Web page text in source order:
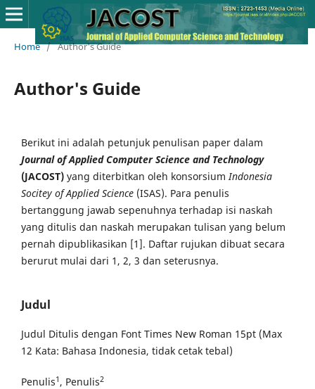
Home / Author's Guide
Author's Guide
Berikut ini adalah petunjuk penulisan paper dalam
Journal of Applied Computer Science and Technology
(JACOST) yang diterbitkan oleh konsorsiumIndonesia
Socitey of Applied Science(ISAS). Para penulis
bertanggung jawab sepenuhnya terhadap isi naskah
yang ditulis dan naskah merupakan tulisan yang belum
pernah dipublikasikan [1]. Daftar rujukan dibuat secara
berurut mulai dari 1, 2, 3 dan seterusnya.
Judul
Judul Ditulis dengan Font Times New Roman 15pt (Max
12 Kata: Bahasa Indonesia, tidak cetak tebal)
Penulis1 , Penulis2